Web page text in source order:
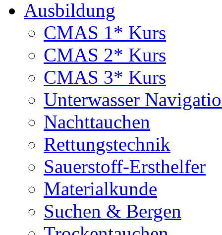
Ausbildung
CMAS 1* Kurs
CMAS 2* Kurs
CMAS 3* Kurs
Unterwasser
Nachttauchen
Rettungstechnik
Sauerstoff-Ersthelfer
Materialkunde
Suchen & Bergen